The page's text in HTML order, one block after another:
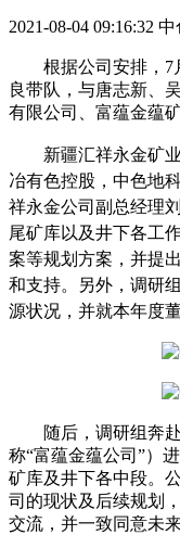
2021-08-04 09:16:32 中
根据公司安排， 7
良带队，与唐志新、
有限公司、富蕴金蕴
新疆汇祥永金矿
冶有色控股，中色地
祥永金公司副总经理
尾矿库以及井下各工
案等规划方案，并提
和支持。另外，调研
源状况，并就本年度
随后，调研组奔
称“富蕴金蕴公司”）
矿库及井下各中段。
司的现状及后续规划
交流，并一致同意未